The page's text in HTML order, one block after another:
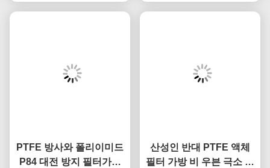
PTFE 방사와 폴리이미드
P84 대전 방지 필터가방
산성인 반대 PTFE 액체
필터 가방 비 우븐 극소 반